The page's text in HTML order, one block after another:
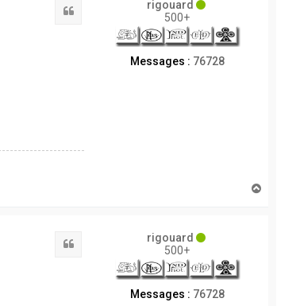
rigouard
500+
Messages : 76728
rigouard
500+
Messages : 76728